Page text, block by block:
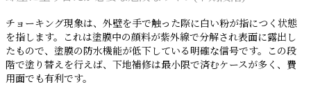
チョーキング現象は、外壁を手で触った際に白い粉が指につく状態
を指します。これは塗膜中の顔料が紫外線で分解され表面に露出し
たもので、塗膜の防水機能が低下している明確な信号です。この段
階で塗り替えを行えば、下地補修は最小限で済むケースが多く、費
用面でも有利です。